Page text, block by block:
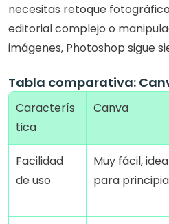
necesitas retoque
editorial complejo o
imágenes, Photoshop sigue
Tabla comparativa:
Caracterís
tica
Canva
Facilidad
de uso
Muy fácil,
para